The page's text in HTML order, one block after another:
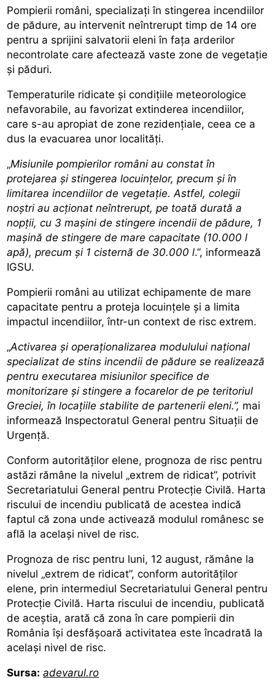
Pompierii români, specializați în stingerea incendiilor
de pădure, au intervenit neîntrerupt timp de 14 ore
pentru a sprijini salvatorii eleni în fața arderilor
necontrolate care afectează vaste zone de vegetație
și păduri.
Temperaturile ridicate și condițiile meteorologice
nefavorabile, au favorizat extinderea incendiilor,
care s-au apropiat de zone rezidențiale, ceea ce a
dus la evacuarea unor localități.
„Misiunile pompierilor români au constat în
protejarea și stingerea locuințelor, precum și în
limitarea incendiilor de vegetație. Astfel, colegii
noștri au acționat neîntrerupt, pe toată durată a
nopții, cu 3 mașini de stingere incendii de pădure, 1
mașină de stingere de mare capacitate (10.000 l
apă), precum și 1 cisternă de 30.000 l.”, informează
IGSU.
Pompierii români au utilizat echipamente de mare
capacitate pentru a proteja locuințele și a limita
impactul incendiilor, într-un context de risc extrem.
„Activarea și operaționalizarea modulului național
specializat de stins incendii de pădure se realizează
pentru executarea misiunilor specifice de
monitorizare și stingere a focarelor de pe teritoriul
Greciei, în locațiile stabilite de partenerii eleni.”, mai
informează Inspectoratul General pentru Situații de
Urgență.
Conform autorităților elene, prognoza de risc pentru
astăzi rămâne la nivelul „extrem de ridicat”, potrivit
Secretariatului General pentru Protecție Civilă. Harta
riscului de incendiu publicată de acestea indică
faptul că zona unde activează modulul românesc se
află la același nivel de risc.
Prognoza de risc pentru luni, 12 august, rămâne la
nivelul „extrem de ridicat”, conform autorităților
elene, prin intermediul Secretariatului General pentru
Protecție Civilă. Harta riscului de incendiu, publicată
de aceștia, arată că zona în care pompierii din
România își desfășoară activitatea este încadrată la
același nivel de risc.
Sursa: adevarul.ro